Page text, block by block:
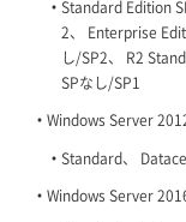
Standard Edition
2、 Enterprise
し/SP2、 R2
SPなし/SP1
Windows Server
Standard、
Windows Server